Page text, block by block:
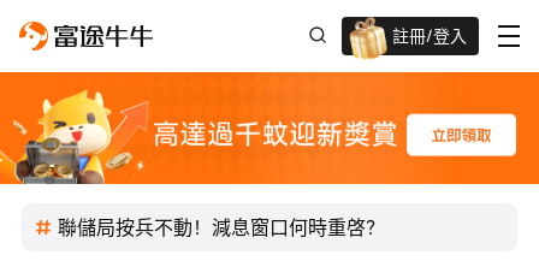
註冊/登入
迎新驚喜賞 股票/BTC等任你揀!
聯儲局按兵不動！減息窗口何時重啓？